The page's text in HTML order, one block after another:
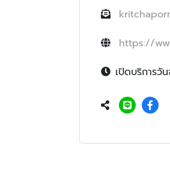
https://
เปิดบริการวั